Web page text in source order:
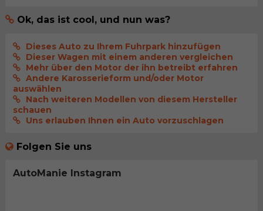
Ok, das ist cool, und nun was?
Dieses Auto zu Ihrem Fuhrpark hinzufügen
Dieser Wagen mit einem anderen vergleichen
Mehr über den Motor der ihn betreibt erfahren
Andere Karosserieform und/oder Motor
auswählen
Nach weiteren Modellen von diesem Hersteller
schauen
Uns erlauben Ihnen ein Auto vorzuschlagen
Folgen Sie uns
AutoManie Instagram